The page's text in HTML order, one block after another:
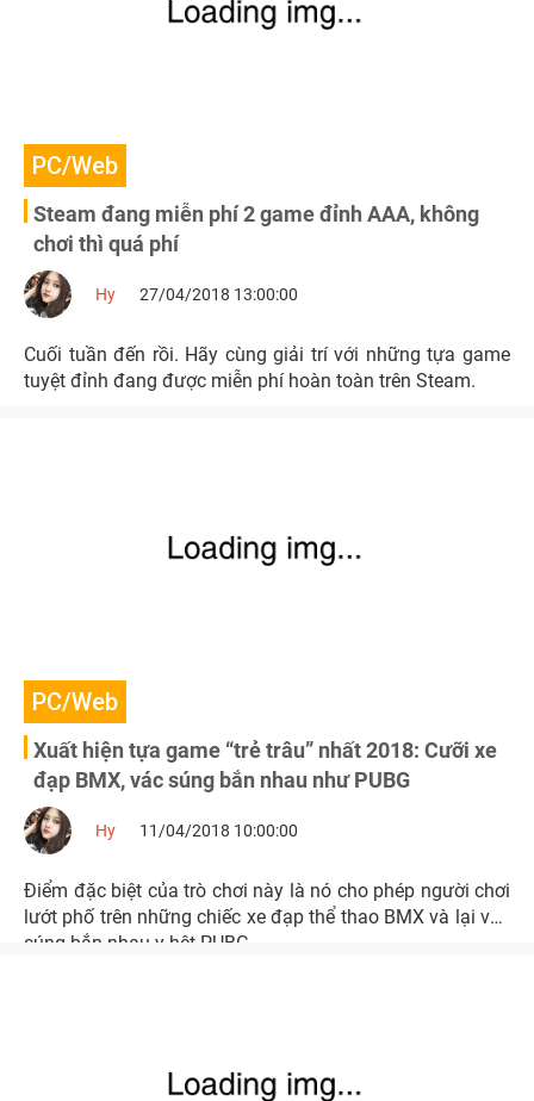
PC/Web
Steam đang miễn phí 2 game đỉnh AAA, không
chơi thì quá phí
Hy 27/04/2018 13:00:00
Cuối tuần đến rồi. Hãy cùng giải trí với những tựa game
tuyệt đỉnh đang được miễn phí hoàn toàn trên Steam.
PC/Web
Xuất hiện tựa game “trẻ trâu” nhất 2018: Cưỡi xe
đạp BMX, vác súng bắn nhau như PUBG
Hy 11/04/2018 10:00:00
Điểm đặc biệt của trò chơi này là nó cho phép người chơi
lướt phố trên những chiếc xe đạp thể thao BMX và lại vác
súng bắn nhau y hệt PUBG.